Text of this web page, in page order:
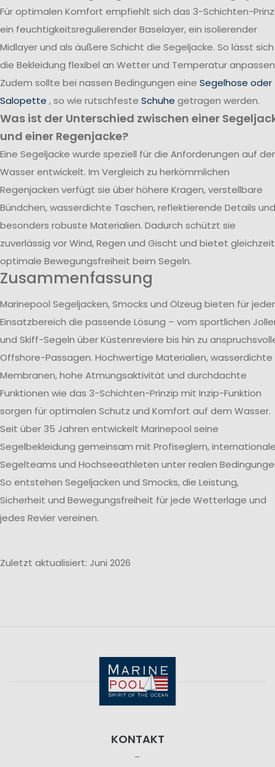
Für optimalen Komfort empfiehlt sich das 3-Schichten-
ein feuchtigkeitsregulierender Baselayer, ein isolierender
Midlayer und als äußere Schicht die Segeljacke. So lässt sich
die Bekleidung flexibel an Wetter und Temperatur
Zudem sollte bei nassen Bedingungen eine Segelhose oder
Salopette , so wie rutschfeste Schuhe getragen werden.
Was ist der Unterschied zwischen einer
und einer Regenjacke?
Eine Segeljacke wurde speziell für die Anforderungen auf
Wasser entwickelt. Im Vergleich zu herkömmlichen
Regenjacken verfügt sie über höhere Kragen, verstellbare
Bündchen, wasserdichte Taschen, reflektierende Details und
besonders robuste Materialien. Dadurch schützt sie
zuverlässig vor Wind, Regen und Gischt und bietet
optimale Bewegungsfreiheit beim Segeln.
Zusammenfassung
Marinepool Segeljacken, Smocks und Ölzeug bieten für
Einsatzbereich die passende Lösung – vom sportlichen
und Skiff-Segeln über Küstenreviere bis hin zu
Offshore-Passagen. Hochwertige Materialien, wasserdichte
Membranen, hohe Atmungsaktivität und durchdachte
Funktionen wie das 3-Schichten-Prinzip mit Inzip-Funktion
sorgen für optimalen Schutz und Komfort auf dem Wasser.
Seit über 35 Jahren entwickelt Marinepool seine
Segelbekleidung gemeinsam mit Profiseglern,
Segelteams und Hochseeathleten unter realen
So entstehen Segeljacken und Smocks, die Leistung,
Sicherheit und Bewegungsfreiheit für jede Wetterlage und
jedes Revier vereinen.
Zuletzt aktualisiert: Juni 2026
KONTAKT